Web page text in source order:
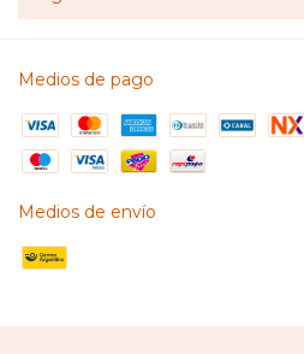
Medios de pago
Medios de envío